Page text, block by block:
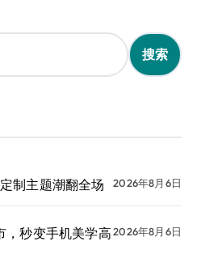
制主题潮翻全场 2026年8月6日
，秒变手机美学高2026年8月6日